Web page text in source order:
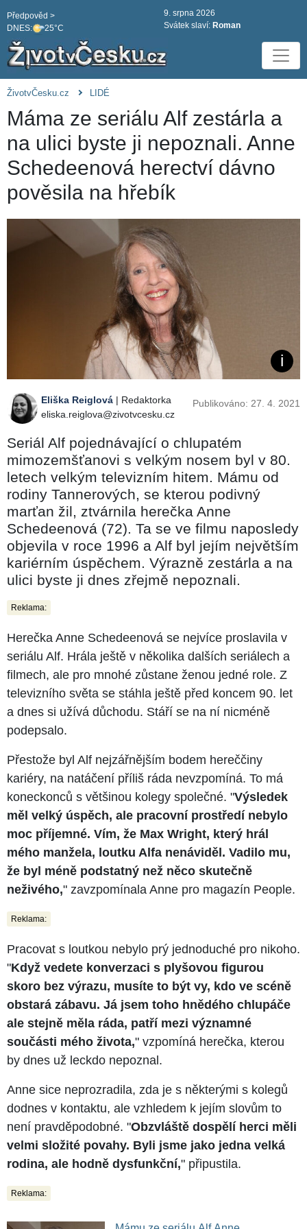
DNES: 25°C
Předpověd >
9. srpna 2026
Svátek slaví: Roman
ŽivotvČesku.cz LIDÉ
Máma ze seriálu Alf zestárla a
na ulici byste ji nepoznali. Anne
Schedeenová herectví dávno
pověsila na hřebík
Eliška Reiglová | Redaktorka
eliska.reiglova@zivotvcesku.cz
Publikováno: 27. 4. 2021
Seriál Alf pojednávající o chlupatém
mimozemšťanovi s velkým nosem byl v 80.
letech velkým televizním hitem. Mámu od
rodiny Tannerových, se kterou podivný
marťan žil, ztvárnila herečka Anne
Schedeenová (72). Ta se ve filmu naposledy
objevila v roce 1996 a Alf byl jejím největším
kariérním úspěchem. Výrazně zestárla a na
ulici byste ji dnes zřejmě nepoznali.
Reklama:
Herečka Anne Schedeenová se nejvíce proslavila v
seriálu Alf. Hrála ještě v několika dalších seriálech a
filmech, ale pro mnohé zůstane ženou jedné role. Z
televizního světa se stáhla ještě před koncem 90. let
a dnes si užívá důchodu. Stáří se na ní nicméně
podepsalo.
Přestože byl Alf nejzářnějším bodem hereččiny
kariéry, na natáčení příliš ráda nevzpomíná. To má
koneckonců s většinou kolegy společné. "Výsledek
měl velký úspěch, ale pracovní prostředí nebylo
moc příjemné. Vím, že Max Wright, který hrál
mého manžela, loutku Alfa nenáviděl. Vadilo mu,
že byl méně podstatný než něco skutečně
neživého," zavzpomínala Anne pro magazín People.
Reklama:
Pracovat s loutkou nebylo prý jednoduché pro nikoho.
"Když vedete konverzaci s plyšovou figurou
skoro bez výrazu, musíte to být vy, kdo ve scéně
obstará zábavu. Já jsem toho hnědého chlupáče
ale stejně měla ráda, patří mezi významné
součásti mého života," vzpomíná herečka, kterou
by dnes už leckdo nepoznal.
Anne sice neprozradila, zda je s některými s kolegů
dodnes v kontaktu, ale vzhledem k jejím slovům to
není pravděpodobné. "Obzvláště dospělí herci měli
velmi složité povahy. Byli jsme jako jedna velká
rodina, ale hodně dysfunkční," připustila.
Reklama: